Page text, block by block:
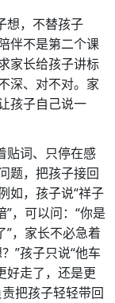
想，不替孩子
伴不是第二个课
家长给孩子讲标
深、对不对。家
孩子自己说一
贴词、只停在感
题，把孩子接回
如，孩子说“祥子
，可以问：“你是
”，家长不必急着
”孩子只说“他车
好走了，还是更
把孩子轻轻带回